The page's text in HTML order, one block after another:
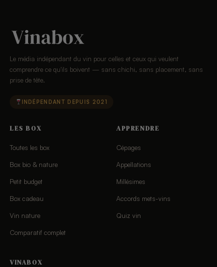
Le média indépendant du vin pour celles et ceux qui veulent
comprendre ce qu'ils boivent — sans chichi, sans placement, sans
prise de tête.
INDÉPENDANT DEPUIS 2021
LES BOX
Toutes les box
Box bio & nature
Petit budget
Box cadeau
Vin nature
Comparatif complet
APPRENDRE
Cépages
Appellations
Millésimes
Accords mets-vins
Quiz vin
VINABOX